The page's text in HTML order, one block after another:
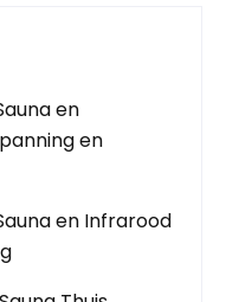
en
en
en Infrarood